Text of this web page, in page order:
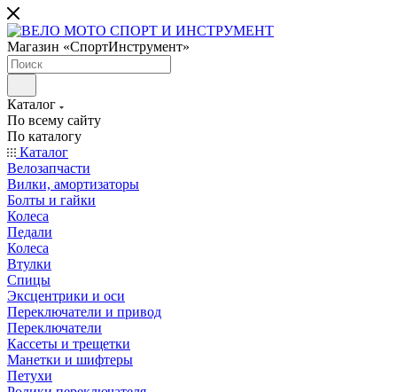
Магазин «СпортИнструмент»
Каталог
По всему сайту
По каталогу
Каталог
Велозапчасти
Вилки, амортизаторы
Болты и гайки
Колеса
Педали
Колеса
Втулки
Спицы
Эксцентрики и оси
Переключатели и привод
Переключатели
Кассеты и трещетки
Манетки и шифтеры
Петухи